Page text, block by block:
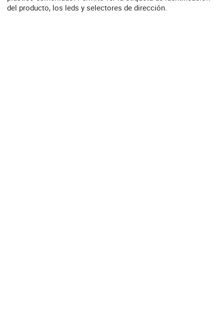
del producto, los leds y selectores de dirección.